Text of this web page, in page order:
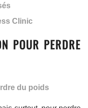
Clinic
POUR PERDRE
du poids